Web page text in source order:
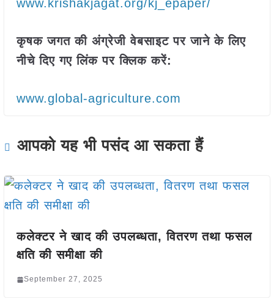
www.krishakjagat.org/kj_epaper/
कृषक जगत की अंग्रेजी वेबसाइट पर जाने के लिए
नीचे दिए गए लिंक पर क्लिक करें:
www.global-agriculture.com
आपको यह भी पसंद आ सकता हैं
कलेक्टर ने खाद की उपलब्धता, वितरण तथा फसल
क्षति की समीक्षा की
September 27, 2025